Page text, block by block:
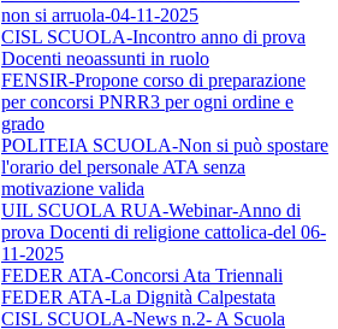
non si arruola-04-11-2025
CISL SCUOLA-Incontro anno di prova
Docenti neoassunti in ruolo
FENSIR-Propone corso di preparazione
per concorsi PNRR3 per ogni ordine e
grado
POLITEIA SCUOLA-Non si può spostare
l'orario del personale ATA senza
motivazione valida
UIL SCUOLA RUA-Webinar-Anno di
prova Docenti di religione cattolica-del 06-
11-2025
FEDER ATA-Concorsi Ata Triennali
FEDER ATA-La Dignità Calpestata
CISL SCUOLA-News n.2- A Scuola